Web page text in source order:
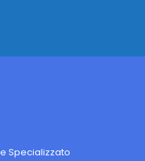
Specializzato